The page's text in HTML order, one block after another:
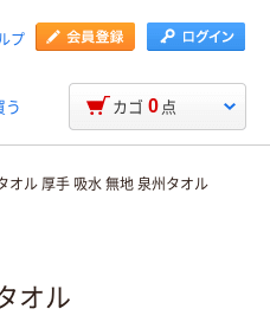
プ
う カゴ 0 点
オル 厚手 吸水 無地 泉州タオル
オル